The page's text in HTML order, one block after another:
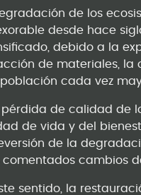
de los
desde hace
debido a la
de materiales, la
cada vez
pérdida de calidad de
de vida y del
de la
comentados cambios
sentido, la